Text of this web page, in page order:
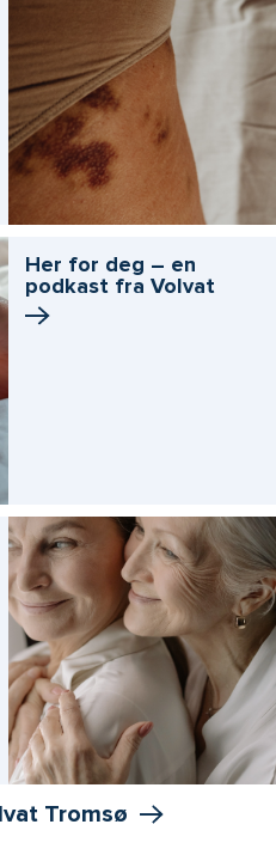
Her for deg – en
podkast fra Volvat
Tromsø